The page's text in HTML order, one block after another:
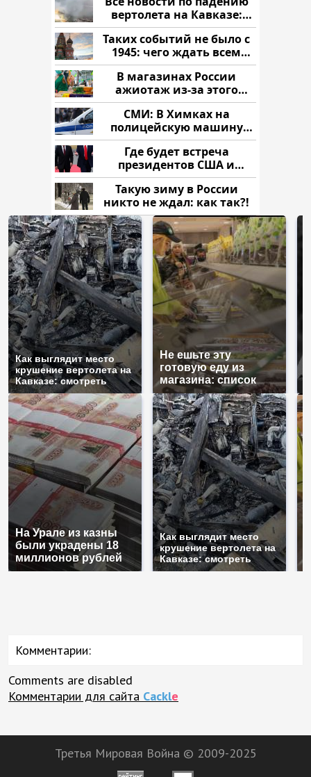
вертолета на Кавказе:
читать здесь
Таких событий не было с
1945: чего ждать всем
нам?
В магазинах России
ажиотаж из-за этого
продукта: что купить?
СМИ: В Химках на
полицейскую машину
напали и подожгли.
Где будет встреча
президентов США и
России: Европа?
Такую зиму в России
никто не ждал: как так?!
Как выглядит место
крушение вертолета на
Кавказе: смотреть
Не ешьте эту
готовую еду из
магазина: список
На Урале из казны
были украдены 18
миллионов рублей
Как выглядит место
крушение вертолета на
Кавказе: смотреть
Комментарии:
Comments are disabled
Комментарии для сайта Cackle
Третья Мировая Война © 2009-2025